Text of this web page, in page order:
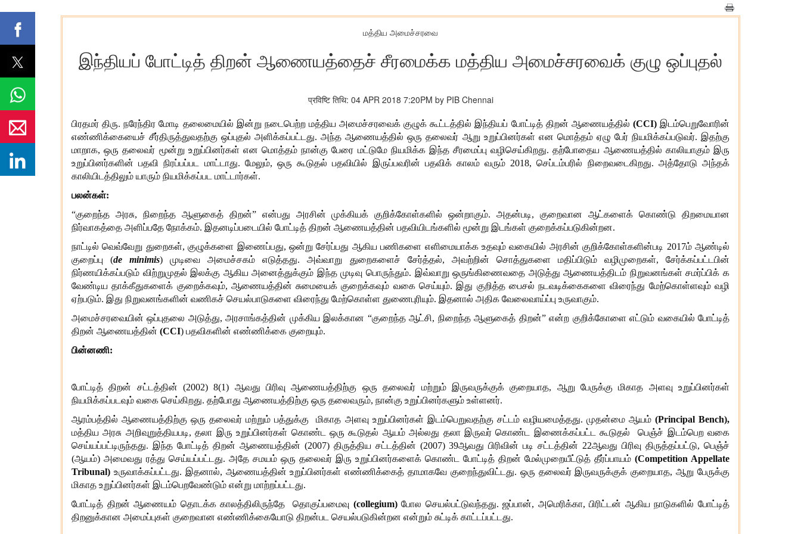
மத்திய அமைச்சரவை
இந்தியப் போட்டித் திறன் ஆணையத்தைச் சீரமைக்க மத்திய அமைச்சரவைக் குழு ஒப்புதல்
प्रविष्टि तिथि: 04 APR 2018 7:20PM by PIB Chennai
பிரதமர் திரு. நரேந்திர மோடி தலைமையில் இன்று நடைபெற்ற மத்திய அமைச்சரவைக் குழுக் கூட்டத்தில் இந்தியப் போட்டித் திறன் ஆணையத்தில் (CCI)இடம்பெறுவோரின்
எண்ணிக்கையைச் சீர்திருத்துவதற்கு ஒப்புதல் அளிக்கப்பட்டது. அந்த ஆணையத்தில் ஒரு தலைவர் ஆறு உறுப்பினர்கள் என மொத்தம் ஏழு பேர் நியமிக்கப்படுவர். இதற்கு
மாறாக, ஒரு தலைவர் மூன்று உறுப்பினர்கள் என மொத்தம் நான்கு பேரை மட்டுமே நியமிக்க இந்த சீரமைப்பு வழிசெய்கிறது. தற்போதைய ஆணையத்தில் காலியாகும் இரு
உறுப்பினர்களின் பதவி நிரப்பப்பட மாட்டாது. மேலும், ஒரு கூடுதல் பதவியில் இருப்பவரின் பதவிக் காலம் வரும் 2018, செப்டம்பரில் நிறைவடைகிறது. அத்தோடு அந்தக்
காலியிடத்திலும் யாரும் நியமிக்கப்பட மாட்டார்கள்.
பலன்கள்:
“குறைந்த அரசு, நிறைந்த ஆளுகைத் திறன்” என்பது அரசின் முக்கியக் குறிக்கோள்களில் ஒன்றாகும். அதன்படி, குறைவான ஆட்களைக் கொண்டு திறமையான
நிர்வாகத்தை அளிப்பதே நோக்கம். இதனடிப்படையில் போட்டித் திறன் ஆணையத்தின் பதவியிடங்களில் மூன்று இடங்கள் குறைக்கப்படுகின்றன.
நாட்டில் வெவ்வேறு துறைகள், குழுக்களை இணைப்பது, ஒன்று சேர்ப்பது ஆகிய பணிகளை எளிமையாக்க உதவும் வகையில் அரசின் குறிக்கோள்களின்படி 2017ம் ஆண்டில்
குறைப்பு (de minimis) முடிவை அமைச்சகம் எடுத்தது. அவ்வாறு துறைகளைச் சேர்த்தல், அவற்றின் சொத்துகளை மதிப்பிடும் வழிமுறைகள், சேர்க்கப்பட்டபின்
நிர்ணயிக்கப்படும் விற்றுமுதல் இலக்கு ஆகிய அனைத்துக்கும் இந்த முடிவு பொருந்தும். இவ்வாறு ஒருங்கிணைவதை அடுத்து ஆணையத்திடம் நிறுவனங்கள் சமர்ப்பிக் க
வேண்டிய தாக்கீதுகளைக் குறைக்கவும், ஆணையத்தின் சுமையைக் குறைக்கவும் வகை செய்யும். இது குறித்த பைசல் நடவடிக்கைகளை விரைந்து மேற்கொள்ளவும் வழி
ஏற்படும். இது நிறுவனங்களின் வணிகச் செயல்பாடுகளை விரைந்து மேற்கொள்ள துணைபுரியும். இதனால் அதிக வேலைவாய்ப்பு உருவாகும்.
அமைச்சரவையின் ஒப்புதலை அடுத்து, அரசாங்கத்தின் முக்கிய இலக்கான “குறைந்த ஆட்சி, நிறைந்த ஆளுகைத் திறன்” என்ற குறிக்கோளை எட்டும் வகையில் போட்டித்
திறன் ஆணையத்தின் (CCI) பதவிகளின் எண்ணிக்கை குறையும்.
பின்னணி:
போட்டித் திறன் சட்டத்தின் (2002) 8(1) ஆவது பிரிவு ஆணையத்திற்கு ஒரு தலைவர் மற்றும் இருவருக்குக் குறையாத, ஆறு பேருக்கு மிகாத அளவு உறுப்பினர்கள்
நியமிக்கப்படவும் வகை செய்கிறது. தற்போது ஆணையத்திற்கு ஒரு தலைவரும், நான்கு உறுப்பினர்களும் உள்ளனர்.
ஆரம்பத்தில் ஆணையத்திற்கு ஒரு தலைவர் மற்றும் பத்துக்கு மிகாத அளவு உறுப்பினர்கள் இடம்பெறுவதற்கு சட்டம் வழியமைத்தது. முதன்மை ஆயம் (Principal Bench),
மத்திய அரசு அறிவுறுத்தியபடி, தலா இரு உறுப்பினர்கள் கொண்ட ஒரு கூடுதல் ஆயம் அல்லது தலா இருவர் கொண்ட இணைக்கப்பட்ட கூடுதல் பெஞ்ச் இடம்பெற வகை
செய்யப்பட்டிருந்தது. இந்த போட்டித் திறன் ஆணையத்தின் (2007) திருத்திய சட்டத்தின் (2007) 39ஆவது பிரிவின் படி சட்டத்தின் 22ஆவது பிரிவு திருத்தப்பட்டு, பெஞ்ச்
(ஆயம்) அமைவது ரத்து செய்யப்பட்டது. அதே சமயம் ஒரு தலைவர் இரு உறுப்பினர்களைக் கொண்ட போட்டித் திறன் மேல்முறையீட்டுத் தீர்ப்பாயம் (Competition Appellate
Tribunal) உருவாக்கப்பட்டது. இதனால், ஆணையத்தின் உறுப்பினர்கள் எண்ணிக்கைத் தாமாகவே குறைந்துவிட்டது. ஒரு தலைவர் இருவருக்குக் குறையாத, ஆறு பேருக்கு
மிகாத உறுப்பினர்கள் இடம்பெறவேண்டும் என்று மாற்றப்பட்டது.
போட்டித் திறன் ஆணையம் தொடக்க காலத்திலிருந்தே தொகுப்பமைவு (collegium)போல செயல்பட்டுவந்தது. ஜப்பான், அமெரிக்கா, பிரிட்டன் ஆகிய நாடுகளில் போட்டித்
திறனுக்கான அமைப்புகள் குறைவான எண்ணிக்கையோடு திறன்பட செயல்படுகின்றன என்றும் சுட்டிக் காட்டப்பட்டது.